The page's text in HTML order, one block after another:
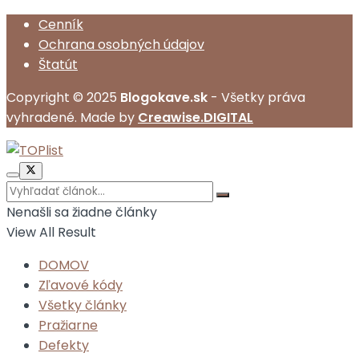
Cenník
Ochrana osobných údajov
Štatút
Copyright © 2025 Blogokave.sk - Všetky práva
vyhradené. Made by Creawise.DIGITAL
Nenašli sa žiadne články
View All Result
DOMOV
Zľavové kódy
Všetky články
Pražiarne
Defekty